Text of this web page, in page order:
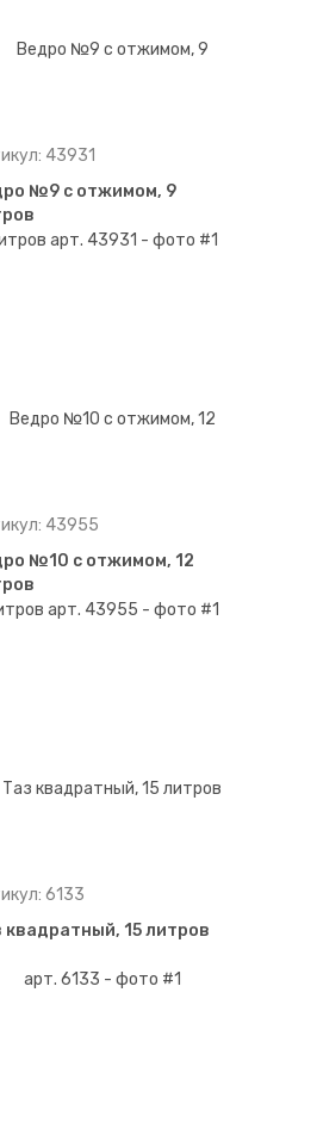
43931
№9 с отжимом, 9
43955
№10 с отжимом, 12
6133
квадратный, 15 литров